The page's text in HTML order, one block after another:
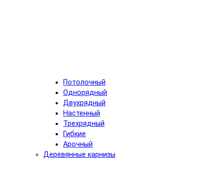
Потолочный
Однорядный
Двухрядный
Настенный
Трехрядный
Гибкие
Арочный
Деревянные карнизы